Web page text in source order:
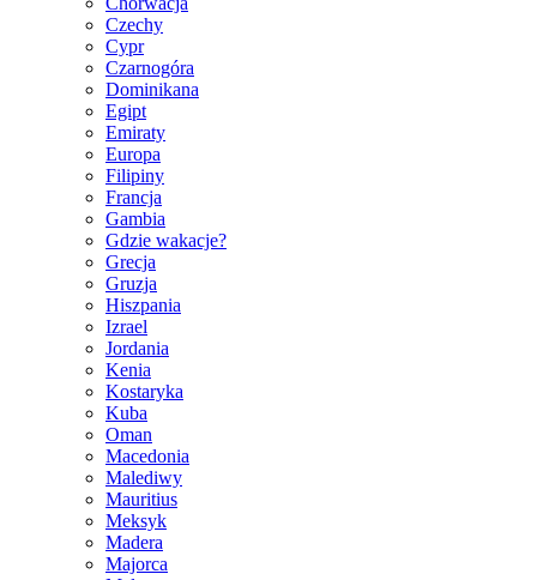
Czechy
Cypr
Czarnogóra
Dominikana
Egipt
Emiraty
Europa
Filipiny
Francja
Gambia
Gdzie wakacje?
Grecja
Gruzja
Hiszpania
Izrael
Jordania
Kenia
Kostaryka
Kuba
Oman
Macedonia
Malediwy
Mauritius
Meksyk
Madera
Majorca